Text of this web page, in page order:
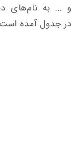
و ... به نام‌های
در جدول آمده